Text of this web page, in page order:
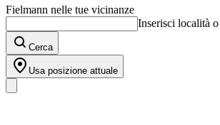
Fielmann nelle tue vicinanze
Inserisci località
Cerca
Usa posizione attuale